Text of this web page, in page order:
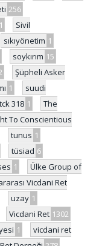
256
Sivil
sıkıyönetim 1
soykırım 15
Şüpheli Asker
1
suudi
tck 318 1
The
To Conscientious
tunus 1
tüsiad 6
1
Ülke Group of
Vicdani Ret
uzay 1
Vicdani Ret 1302
1
vicdani ret